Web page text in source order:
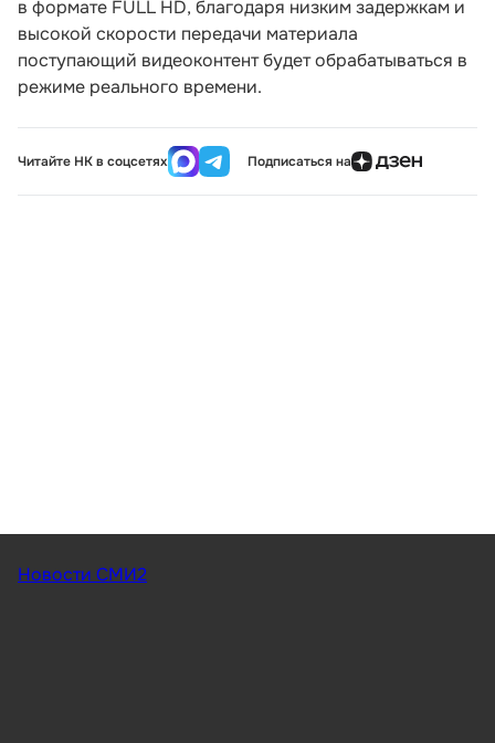
в формате FULL HD, благодаря низким задержкам и
высокой скорости передачи материала
поступающий видеоконтент будет обрабатываться в
режиме реального времени.
Читайте НК в соцсетях Подписаться на
Новости СМИ2